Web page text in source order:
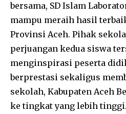
bersama, SD Islam
mampu meraih hasil
Provinsi Aceh. Pihak
perjuangan kedua siswa
menginspirasi peserta
berprestasi sekaligus
sekolah, Kabupaten Aceh
ke tingkat yang lebih tinggi.